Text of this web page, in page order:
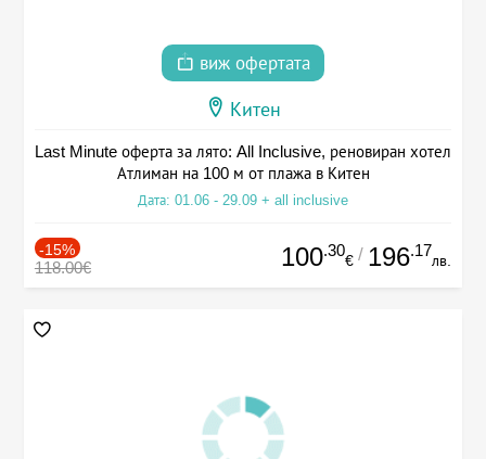
виж офертата
Китен
Last Minute оферта за лято: All Inclusive, реновиран хотел
Атлиман на 100 м от плажа в Китен
Дата: 01.06 - 29.09 + all inclusive
-15%
118.00€ 100.30
€ / 196.17
лв.